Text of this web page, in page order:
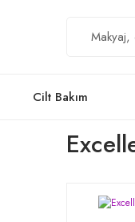
Cilt Bakım